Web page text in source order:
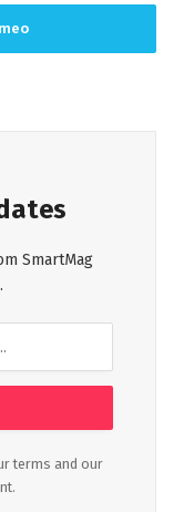
SmartMag
terms and our